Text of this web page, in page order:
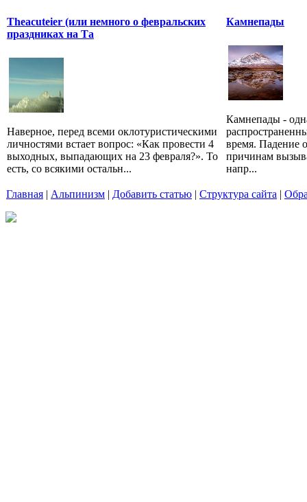
Theacuteier (или немного о февральских
праздниках на Та
Наверное, перед всеми оклотуристическими
личностями встает вопрос: «Как провести 4
выходных, выпадающих на 23 февраля?». То
есть, со всякими остальн...
Камнепады
Камнепады -
время. Падение
причинам
напр...
Главная | Альпинизм | Добавить статью | Структура сайта |